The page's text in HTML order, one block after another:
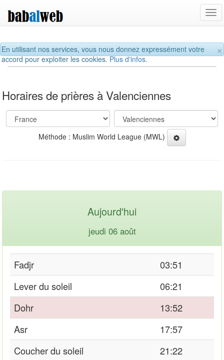
×
En utilisant nos services, vous nous donnez expressément votre
accord pour exploiter les cookies.Plus d'infos.
Horaires de prières à Valenciennes
Méthode : Muslim World League (MWL)
Aujourd'hui
jeudi 06 août
Fadjr
03:51
Lever du soleil
06:21
Dohr
13:52
Asr
17:57
Coucher du soleil
21:22